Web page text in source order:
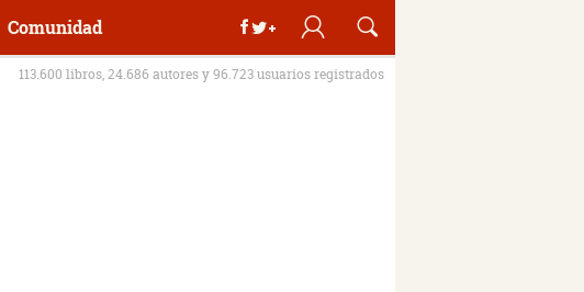
Comunidad
113.600 libros, 24.686 autores y 96.723 usuarios registrados